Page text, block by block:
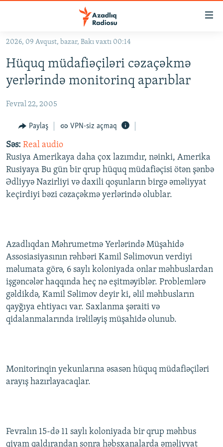
Əsas
qayıt
Əsas
naviqasiyaya
qayıt
#İZAHLA
KORRUPSIOMETR
#ƏSLINDƏ
FƏRQƏ BAX
QANUNI DOĞRU
ARAŞDIRMA
MULTIMEDIA
VIDEO
KARIKATURA
RADIO ARXIV
İSLAM VƏ DEMOKRATIYA
İZ - MƏDƏNIYYƏT PROQRAMI
PEŞƏ ETIKASI VƏ JURNALISTIKA STANDARTLARIMIZ
MATERIALLARIMIZDAN ISTIFADƏ
AZADLIQRADIOSU MOBIL TELEFONUNUZDA
BIZIMLƏ ƏLAQƏ
XƏBƏR BÜLLETENLƏRIMIZ
BIZI IZLƏ
RFE/RL-in bütün saytları
2026, 09 Avqust, bazar, Bakı vaxtı 00:14
Hüquq müdafiəçiləri cəzaçəkmə
yerlərində monitorinq aparıblar
Fevral 22, 2005
Paylaş VPN-siz açmaq
Səs: Real audio
Rusiya Amerikaya daha çox lazımdır, nəinki, Amerika
Rusiyaya Bu gün bir qrup hüquq müdafiəçisi ötən şənbə
Ədliyyə Nazirliyi və daxili qoşunların birgə əməliyyat
keçirdiyi bəzi cəzaçəkmə yerlərində olublar.
Azadlıqdan Məhrumetmə Yerlərində Müşahidə
Assosiasiyasının rəhbəri Kamil Səlimovun verdiyi
məlumata görə, 6 saylı koloniyada onlar məhbuslardan
işgəncələr haqqında heç nə eşitməyiblər. Problemlərə
gəldikdə, Kamil Səlimov deyir ki, əlil məhbusların
qayğıya ehtiyacı var. Saxlanma şəraiti və
qidalanmalarında irəliləyiş müşahidə olunub.
Monitorinqin yekunlarına əsasən hüquq müdafiəçiləri
arayış hazırlayacaqlar.
Fevralın 15-də 11 saylı koloniyada bir qrup məhbus
qiyam qaldırandan sonra həbsxanalarda əməliyyat